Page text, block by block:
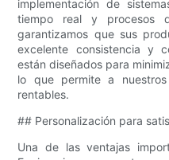
implementación de
tiempo real y procesos
garantizamos que sus
excelente consistencia y
están diseñados para
lo que permite a
rentables.
## Personalización para
Una de las ventajas